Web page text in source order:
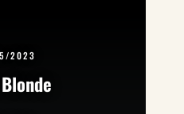
2023